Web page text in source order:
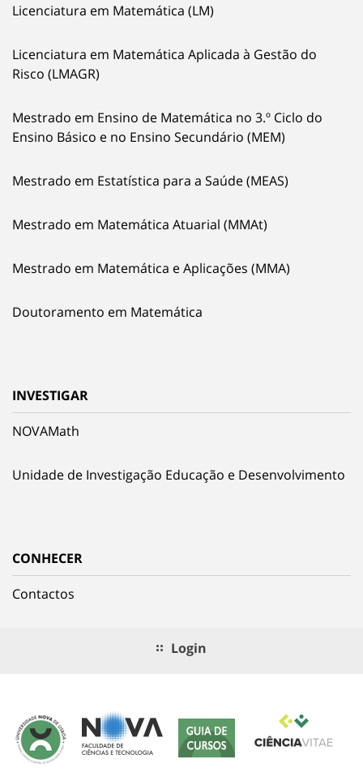
Licenciatura em Matemática (LM)
Licenciatura em Matemática Aplicada à Gestão do
Risco (LMAGR)
Mestrado em Ensino de Matemática no 3.º Ciclo do
Ensino Básico e no Ensino Secundário (MEM)
Mestrado em Estatística para a Saúde (MEAS)
Mestrado em Matemática Atuarial (MMAt)
Mestrado em Matemática e Aplicações (MMA)
Doutoramento em Matemática
INVESTIGAR
NOVAMath
Unidade de Investigação Educação e Desenvolvimento
CONHECER
Contactos
Login